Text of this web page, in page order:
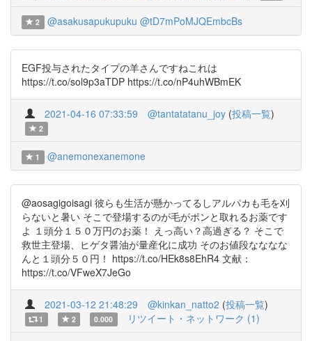
2 @asakusapukupuku @tD7mPoMJQEmbcBs
EGF投与されたタイプの羊さんですねこれは
https://t.co/sol9p3aTDP https://t.co/nP4uhWBmEK
2021-04-16 07:33:59 @tantatatanu_joy (投稿一覧)
2
1 @anemonexanemone
@aosagigoisagi 彼らも生活が懸かってるしアルパカも毛を刈
らないと暑い そこで登場するのが毛がポンと取れるお薬です
よ １頭分１５０万円のお薬！ えっ高い？高過ぎる？ そこで
救世主登場、ヒゲタ醤油が量産化に成功 そのお値段なななな
んと１頭分５０円！ https://t.co/HEk8s8EhR4 文献：
https://t.co/VFweX7JeGo
2021-03-12 21:48:29 @kinkan_natto2 (投稿一覧)
1 2 0.000 リツイート・ネットワーク (1)